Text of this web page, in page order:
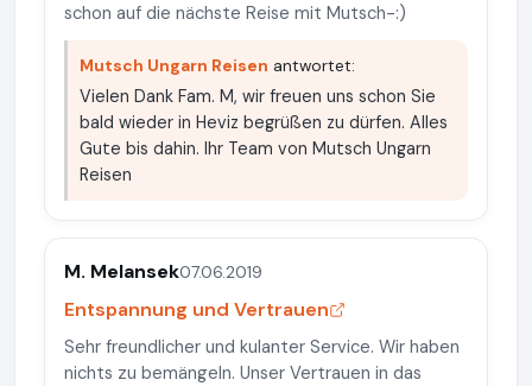
schon auf die nächste Reise mit Mutsch-:)
Mutsch Ungarn Reisen antwortet:
Vielen Dank Fam. M, wir freuen uns schon Sie
bald wieder in Heviz begrüßen zu dürfen. Alles
Gute bis dahin. Ihr Team von Mutsch Ungarn
Reisen
M. Melansek07.06.2019
Entspannung und Vertrauen
Sehr freundlicher und kulanter Service. Wir haben
nichts zu bemängeln. Unser Vertrauen in das